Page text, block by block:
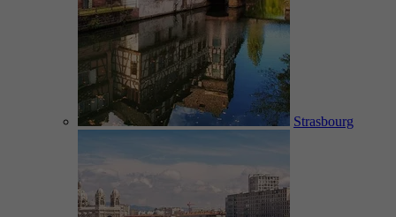
Strasbourg